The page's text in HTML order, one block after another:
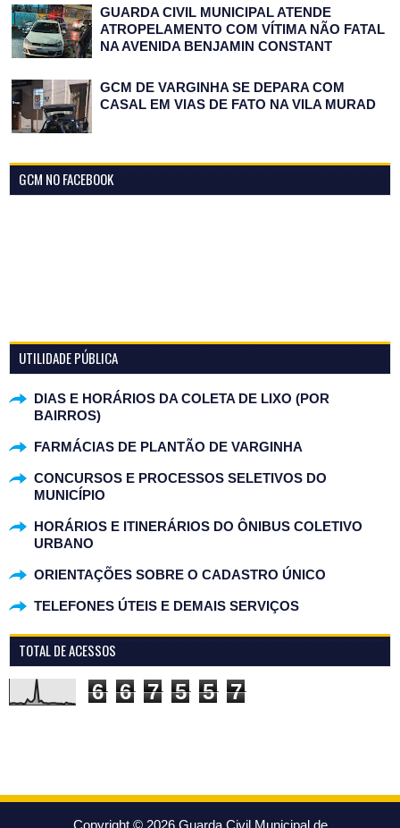
GUARDA CIVIL MUNICIPAL ATENDE
ATROPELAMENTO COM VÍTIMA NÃO FATAL
NA AVENIDA BENJAMIN CONSTANT
GCM DE VARGINHA SE DEPARA COM
CASAL EM VIAS DE FATO NA VILA MURAD
GCM NO FACEBOOK
UTILIDADE PÚBLICA
DIAS E HORÁRIOS DA COLETA DE LIXO (POR
BAIRROS)
FARMÁCIAS DE PLANTÃO DE VARGINHA
CONCURSOS E PROCESSOS SELETIVOS DO
MUNICÍPIO
HORÁRIOS E ITINERÁRIOS DO ÔNIBUS COLETIVO
URBANO
ORIENTAÇÕES SOBRE O CADASTRO ÚNICO
TELEFONES ÚTEIS E DEMAIS SERVIÇOS
TOTAL DE ACESSOS
6 6 7 5 5 7
Copyright © 2026 Guarda Civil Municipal de